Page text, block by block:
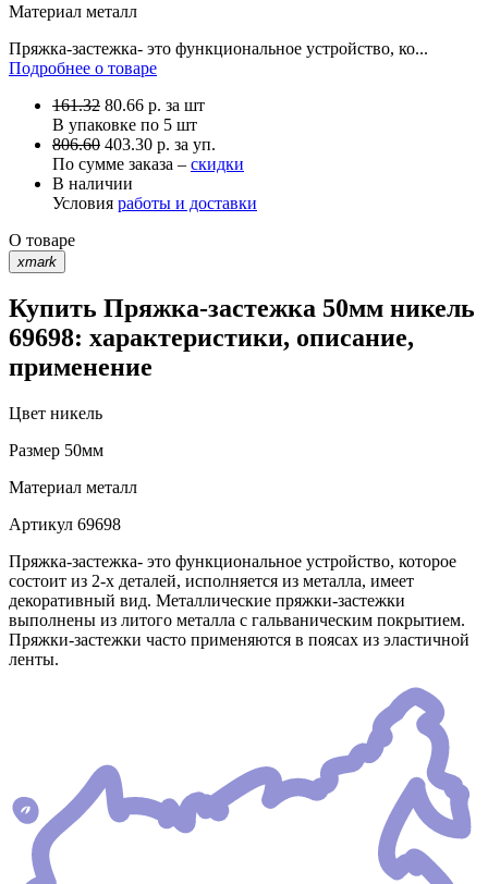
Материал металл
Пряжка-застежка- это функциональное устройство, ко...
Подробнее о товаре
161.32 80.66 р. за шт
В упаковке по 5 шт
806.60 403.30 р. за уп.
По сумме заказа – скидки
В наличии
Условия работы и доставки
О товаре
xmark
Купить Пряжка-застежка 50мм никель
69698: характеристики, описание,
применение
Цвет никель
Размер 50мм
Материал металл
Артикул 69698
Пряжка-застежка- это функциональное устройство, которое
состоит из 2-х деталей, исполняется из металла, имеет
декоративный вид. Металлические пряжки-застежки
выполнены из литого металла с гальваническим покрытием.
Пряжки-застежки часто применяются в поясах из эластичной
ленты.